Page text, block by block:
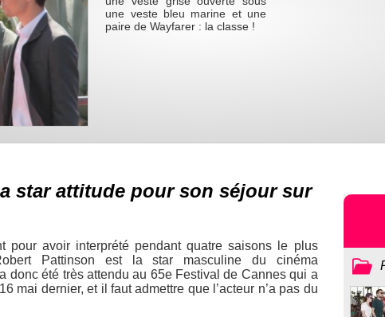
une veste bleu marine et une
paire de Wayfarer : la classe !
star attitude pour son séjour sur
pour avoir interprété pendant quatre saisons le plus
Pattinson est la star masculine du cinéma
donc été très attendu au 65e Festival de Cannes qui a
mai dernier, et il faut admettre que l’acteur n’a pas du